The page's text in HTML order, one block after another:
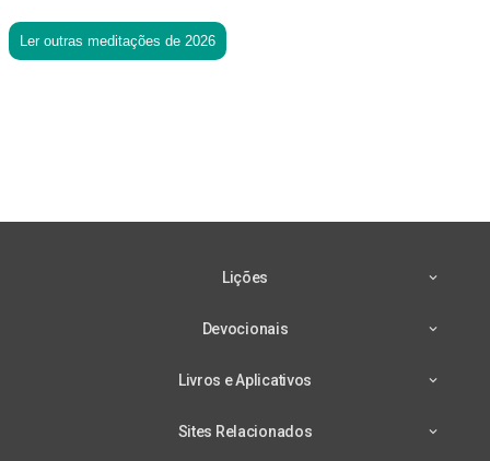
Ler outras meditações de 2026
Lições
Devocionais
Livros e Aplicativos
Sites Relacionados